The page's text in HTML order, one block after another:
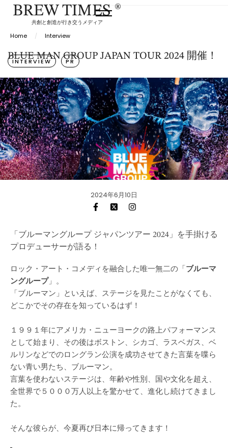
BREW TIMES ®
共創と創造が行き交うメディア
Home / Interview
BLUE MAN GROUP JAPAN TOUR 2024 開催！
INTERVIEW PR
2024年6月10日
「ブルーマングループ ジャパンツアー 2024」を手掛ける
プロデューサーが語る！
ロック・アート・コメディを融合した唯一無二の「 ブルーマ
ングループ 」。
「ブルーマン」といえば、ステージを見たことがなくても、
どこかでその存在を知っているはず！
１９９１年にアメリカ・ニューヨークの路上パフォーマンス
として始まり、その後はボストン、シカゴ、ラスベガス、ベ
ルリンなどでのロングラン公演を成功させてきた言葉を喋ら
ない青い男たち、ブルーマン。
言葉を使わないステージは、年齢や性別、国や文化を超え、
全世界で５０００万人以上を驚かせて、進化し続けてきまし
た。
そんな彼らが、今夏再び日本に帰ってきます！